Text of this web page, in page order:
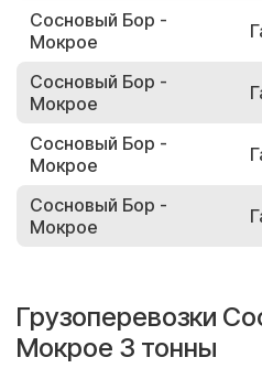
Сосновый Бор -
Мокрое
Сосновый Бор -
Мокрое
Сосновый Бор -
Мокрое
Сосновый Бор -
Мокрое
Грузоперевозки
Мокрое 3 тонны